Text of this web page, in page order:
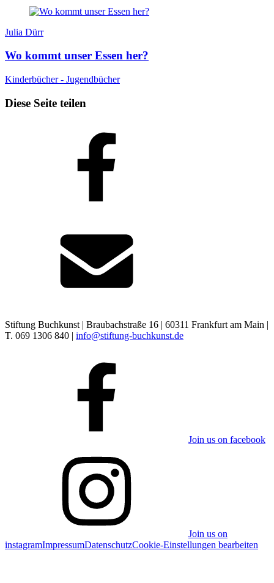
Julia Dürr
Wo kommt unser Essen her?
Kinderbücher - Jugendbücher
Diese Seite teilen
Stiftung Buchkunst | Braubachstraße 16 | 60311 Frankfurt am Main |
T. 069 1306 840 | info@stiftung-buchkunst.de
Join us on facebook
Join us on
instagramImpressumDatenschutzCookie-Einstellungen bearbeiten